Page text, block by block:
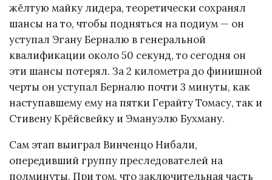
жёлтую майку лидера, теоретически сохранял
шансы на то, чтобы подняться на подиум — он
уступал Эгану Берналю в генеральной
квалификации около 50 секунд, то сегодня он
эти шансы потерял. За 2 километра до финишной
черты он уступал Берналю почти 3 минуты, как
наступавшему ему на пятки Герайту Томасу, так и
Стивену Крёйсвейку и Эмануэлю Бухману.
Сам этап выиграл Винченцо Нибали,
опередивший группу преследователей на
полминуты. При том, что заключительная часть